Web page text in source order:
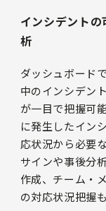
インシデント
析
ダッシュボード
中のインシデン
が一目で把握可
に発生したイン
応状況から必要
サインや事後分
作成、チーム・
の対応状況把握